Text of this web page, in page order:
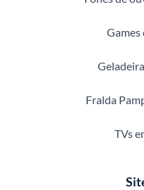
Games
Fralda
TVs